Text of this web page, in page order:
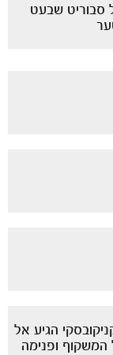
סבוריט שבעט
הגיע אל
ופנימה